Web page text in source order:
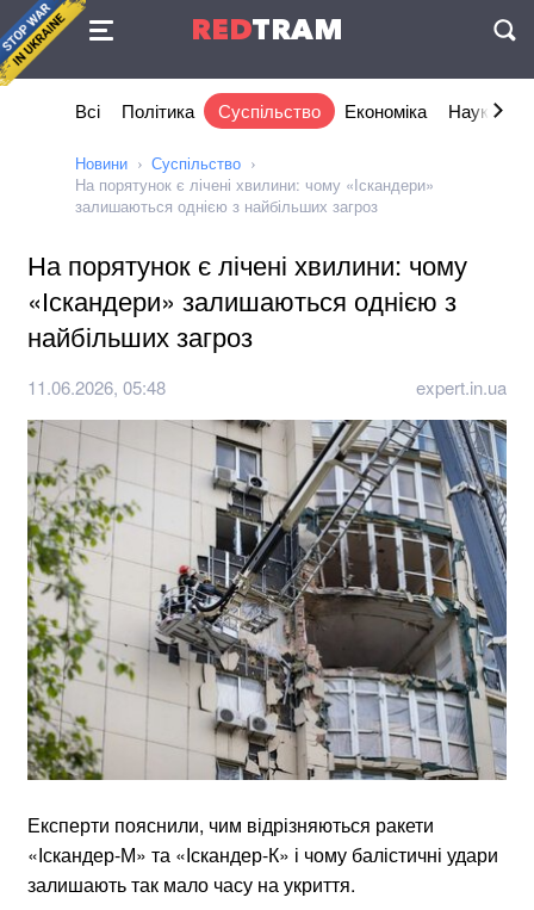
REDTRAM
Угода
Всі Політика Суспільство Економіка Наука та
Новини
Суспільство
На порятунок є лічені хвилини: чому «Іскандери»
залишаються однією з найбільших загроз
На порятунок є лічені хвилини: чому
«Іскандери» залишаються однією з
найбільших загроз
11.06.2026, 05:48 expert.in.ua
Експерти пояснили, чим відрізняються ракети
«Іскандер-М» та «Іскандер-К» і чому балістичні удари
залишають так мало часу на укриття.